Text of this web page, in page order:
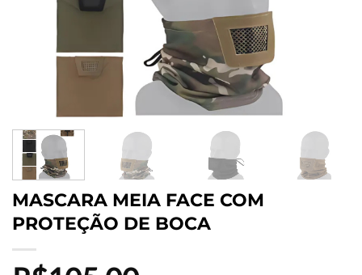
MASCARA MEIA FACE COM
PROTEÇÃO DE BOCA